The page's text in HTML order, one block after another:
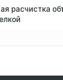
расчистка